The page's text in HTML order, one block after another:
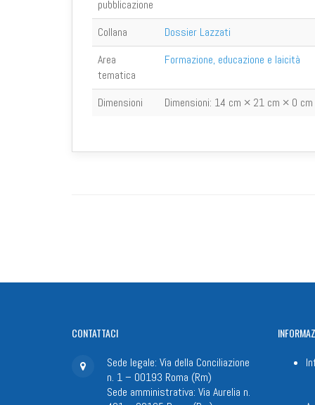
pubblicazione
Collana
Dossier Lazzati
Area
tematica
Formazione, educazione e laicità
Dimensioni Dimensioni: 14 cm × 21 cm × 0 cm
CONTATTACI
Sede legale: Via della Conciliazione
n. 1 – 00193 Roma (Rm)
Sede amministrativa: Via Aurelia n.